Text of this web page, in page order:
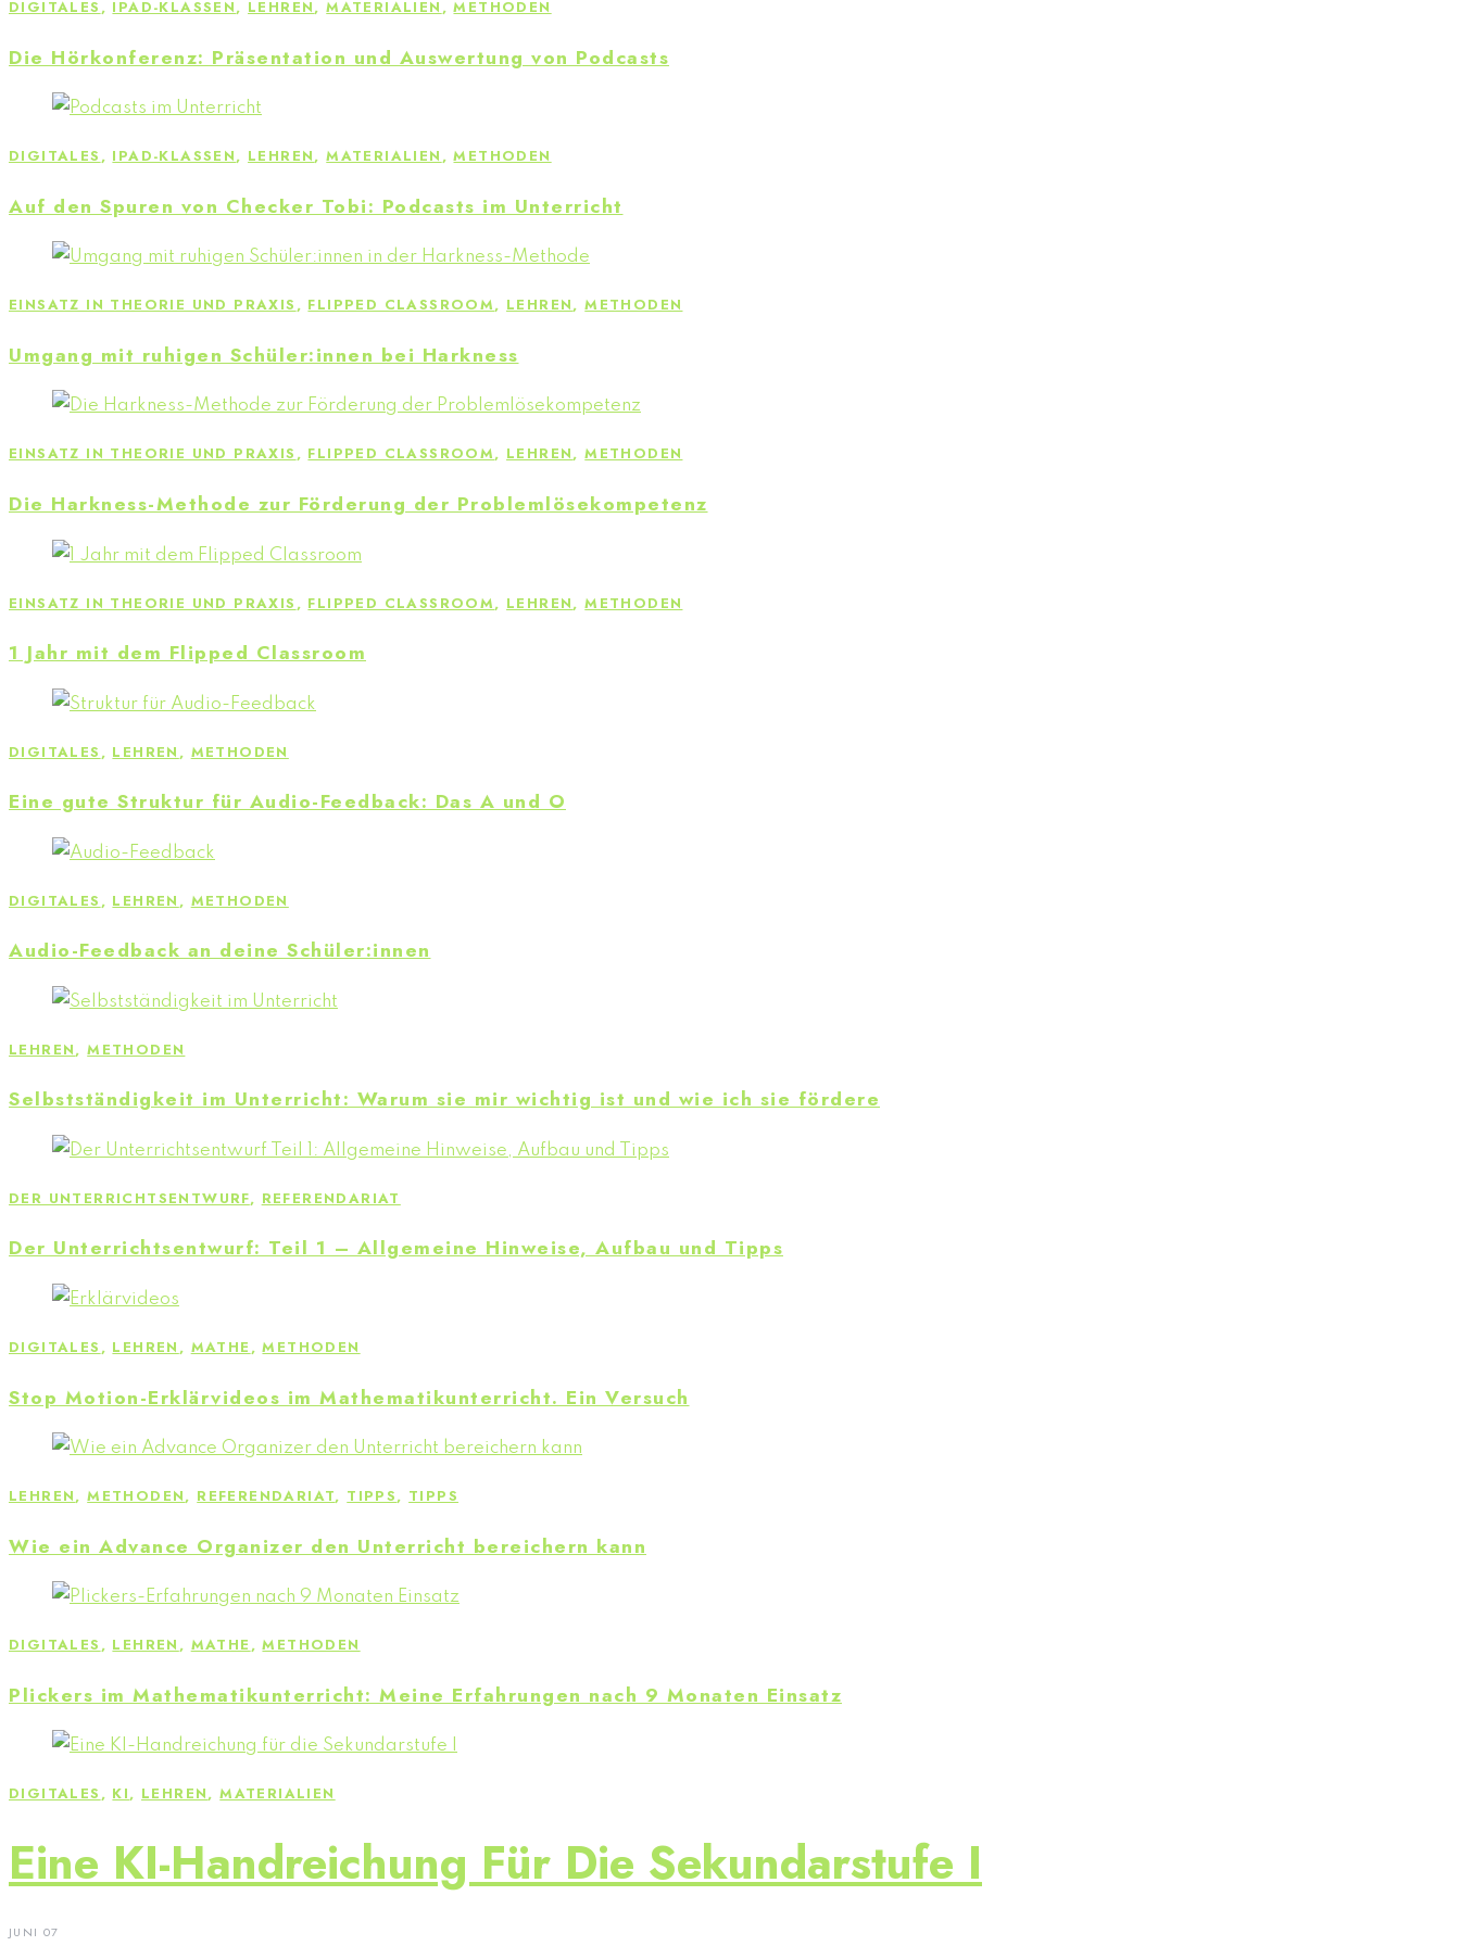
DIGITALES , IPAD-KLASSEN, LEHREN,MATERIALIEN ,METHODEN
Die Hörkonferenz: Präsentation und Auswertung von Podcasts
DIGITALES , IPAD-KLASSEN, LEHREN,MATERIALIEN ,METHODEN
Auf den Spuren von Checker Tobi: Podcasts im Unterricht
EINSATZ IN THEORIE UND PRAXIS , FLIPPED CLASSROOM, LEHREN,METHODEN
Umgang mit ruhigen Schüler:innen bei Harkness
EINSATZ IN THEORIE UND PRAXIS , FLIPPED CLASSROOM, LEHREN,METHODEN
Die Harkness-Methode zur Förderung der Problemlösekompetenz
EINSATZ IN THEORIE UND PRAXIS , FLIPPED CLASSROOM, LEHREN,METHODEN
1 Jahr mit dem Flipped Classroom
DIGITALES , LEHREN , METHODEN
Eine gute Struktur für Audio-Feedback: Das A und O
DIGITALES , LEHREN , METHODEN
Audio-Feedback an deine Schüler:innen
LEHREN,METHODEN
Selbstständigkeit im Unterricht: Warum sie mir wichtig ist und wie ich sie fördere
DER UNTERRICHTSENTWURF, REFERENDARIAT
Der Unterrichtsentwurf: Teil 1 – Allgemeine Hinweise, Aufbau und Tipps
DIGITALES , LEHREN , MATHE ,METHODEN
Stop Motion-Erklärvideos im Mathematikunterricht. Ein Versuch
LEHREN,METHODEN, REFERENDARIAT, TIPPS, TIPPS
Wie ein Advance Organizer den Unterricht bereichern kann
DIGITALES , LEHREN , MATHE ,METHODEN
Plickers im Mathematikunterricht: Meine Erfahrungen nach 9 Monaten Einsatz
DIGITALES , KI, LEHREN,MATERIALIEN
Eine KI-Handreichung Für Die Sekundarstufe I
JUNI 07